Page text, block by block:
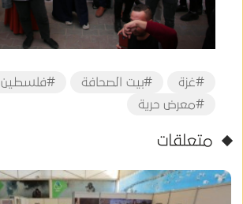
#غزة #بيت الصحافة
#فلسطين
#معرض حرية
متعلقات